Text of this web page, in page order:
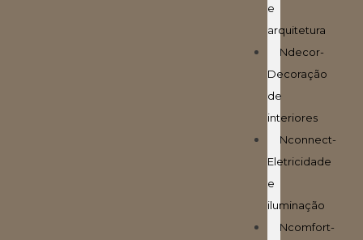
e
arquitetura
Ndecor-
Decoração
de
interiores
Nconnect-
Eletricidade
e
iluminação
Ncomfort-